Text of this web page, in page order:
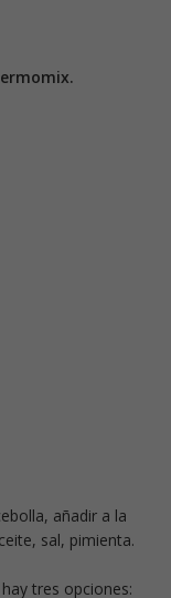
añadir a la
sal, pimienta.
tres opciones: